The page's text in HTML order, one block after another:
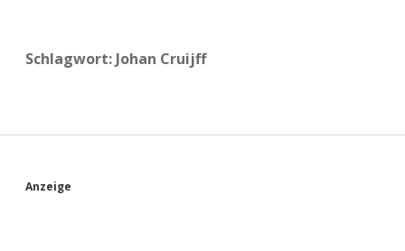
Schlagwort: Johan Cruijff
S
Anzeige